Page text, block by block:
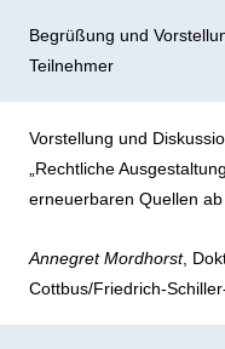
Begrüßung und
Teilnehmer
Vorstellung und
„Rechtliche
erneuerbaren Quellen
Annegret Mordhorst,
Cottbus/Friedrich-